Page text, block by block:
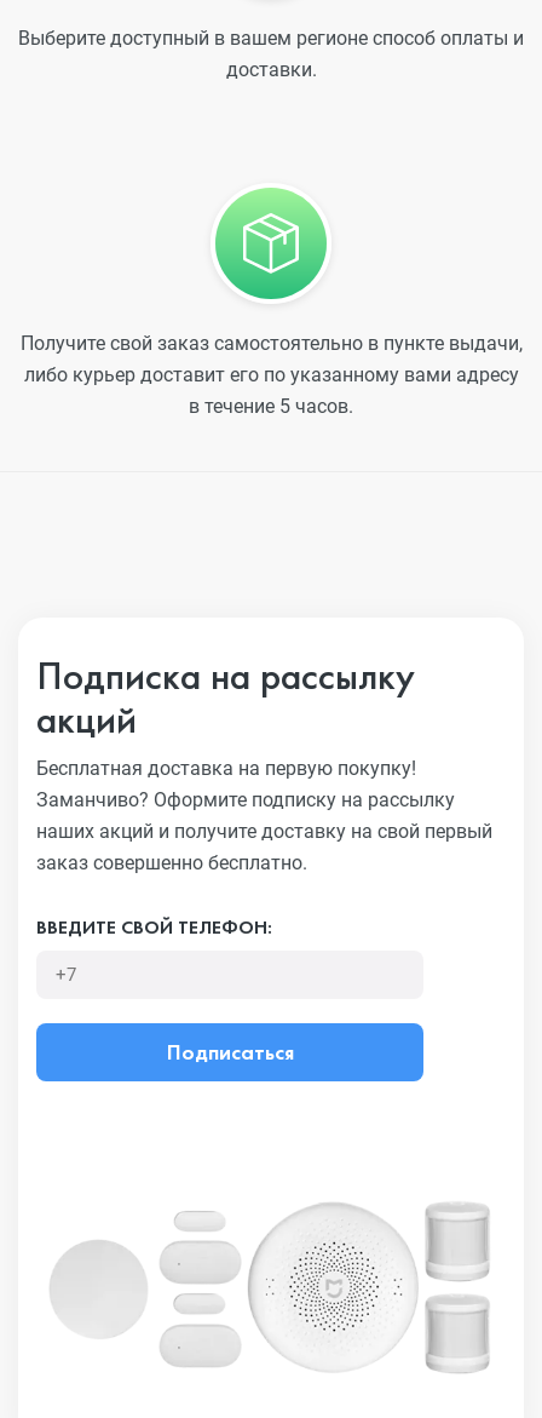
Выберите доступный в вашем регионе способ оплаты и
доставки.
Получите свой заказ самостоятельно в пункте выдачи,
либо курьер доставит его по указанному вами адресу
в течение 5 часов.
Подписка на рассылку
акций
Бесплатная доставка на первую покупку!
Заманчиво? Оформите подписку на рассылку
наших акций и получите доставку на свой первый
заказ совершенно бесплатно.
ВВЕДИТЕ СВОЙ ТЕЛЕФОН:
Подписаться